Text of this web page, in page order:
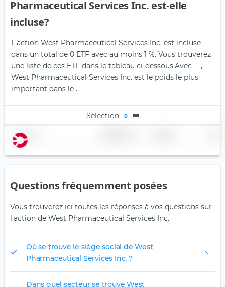
Pharmaceutical Services Inc. est-elle
incluse?
L'action West Pharmaceutical Services Inc. est incluse
dans un total de 0 ETF avec au moins 1 %. Vous trouverez
une liste de ces ETF dans le tableau ci-dessous.Avec —,
West Pharmaceutical Services Inc. est le poids le plus
important dans le .
Sélection 0
Nom
Questions fréquemment posées
Vous trouverez ici toutes les réponses à vos questions sur
l'action de West Pharmaceutical Services Inc..
Où se trouve le siège social de West
Pharmaceutical Services Inc. ?
Dans quel secteur se trouve West